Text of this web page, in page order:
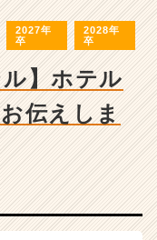
2027年
卒
2028年
卒
】ホテル
伝えしま